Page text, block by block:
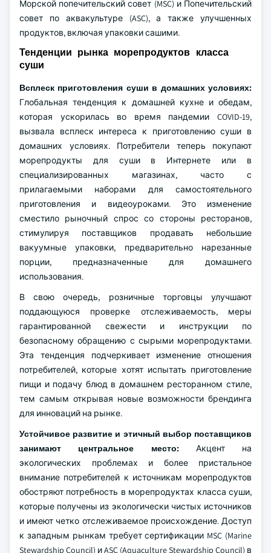
Морской попечительский совет (MSC) и Попечительский
совет по аквакультуре (ASC), а также улучшенных
продуктов, включая упаковки сашими.
Тенденции рынка морепродуктов класса
суши
Всплеск приготовления суши в домашних условиях:
Глобальная тенденция к домашней кухне и обедам,
которая ускорилась во время пандемии COVID-19,
вызвала всплеск интереса к приготовлению суши в
домашних условиях. Потребители теперь покупают
морепродукты для суши в Интернете или в
специализированных магазинах, часто с
прилагаемыми наборами для самостоятельного
приготовления и видеоуроками. Это изменение
сместило рыночный спрос со стороны ресторанов,
стимулируя поставщиков продавать небольшие
вакуумные упаковки, предварительно нарезанные
порции, предназначенные для домашнего
использования.
В свою очередь, розничные торговцы улучшают
поддающуюся проверке отслеживаемость, меры
гарантированной свежести и инструкции по
безопасному обращению с сырыми морепродуктами.
Эта тенденция подчеркивает изменение отношения
потребителей, которые хотят испытать приготовление
пищи и подачу блюд в домашнем ресторанном стиле,
тем самым открывая новые возможности брендинга
для инноваций на рынке.
Устойчивое развитие и этичный выбор поставщиков
занимают центральное место:Акцент на
экологических проблемах и более пристальное
внимание потребителей к источникам морепродуктов
обостряют потребность в морепродуктах класса суши,
которые получены из экологически чистых источников
и имеют четко отслеживаемое происхождение. Доступ
к западным рынкам требует сертификации MSC (Marine
Stewardship Council) и ASC (Aquaculture Stewardship Council) в